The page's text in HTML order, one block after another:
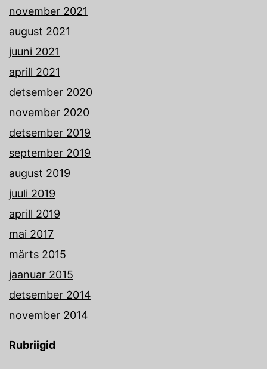
november 2021
august 2021
juuni 2021
aprill 2021
detsember 2020
november 2020
detsember 2019
september 2019
august 2019
juuli 2019
aprill 2019
mai 2017
märts 2015
jaanuar 2015
detsember 2014
november 2014
Rubriigid